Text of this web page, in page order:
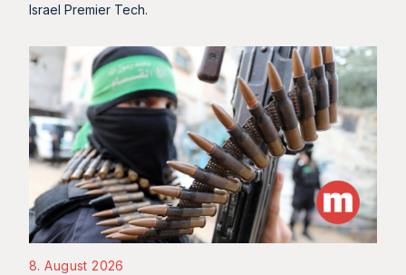
Israel Premier Tech.
8. August 2026